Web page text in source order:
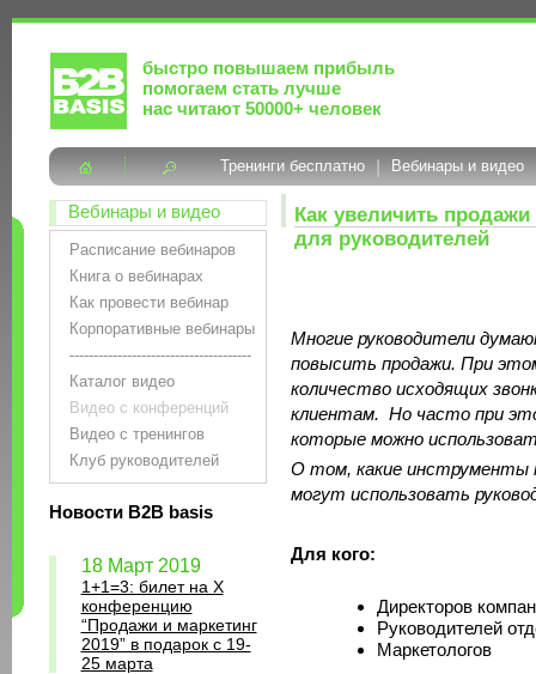
быстро повышаем прибыль
помогаем стать лучше
нас читают 50000+ человек
Тренинги бесплатно Вебинары и видео
Вебинары и видео
Расписание вебинаров
Книга о вебинарах
Как провести вебинар
Корпоративные вебинары
--------------------------------------
Каталог видео
Видео с конференций
Видео с тренингов
Клуб руководителей
Новости B2B basis
18 Март 2019
1+1=3: билет на Х
конференцию
“Продажи и маркетинг
2019” в подарок с 19-
25 марта
Как увеличить
для руководителей
Многие руководители
повысить продажи. При
количество исходящих
клиентам. Но часто при
которые можно
О том, какие инструменты
могут использовать
Для кого:
Директоров
Руководителей
Маркетологов